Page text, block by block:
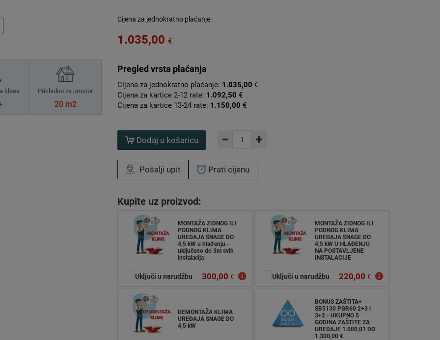
klasa Prikladno za prostor
20 m2
Cijena za jednokratno plaćanje:
1.035,00 €
Pregled vrsta plaćanja
Cijena za jednokratno plaćanje: 1.035,00 €
Cijena za kartice 2-12 rate: 1.092,50 €
Cijena za kartice 13-24 rate: 1.150,00 €
Dodaj u košaricu
Pošalji upit Prati cijenu
Kupite uz proizvod:
MONTAŽA ZIDNOG ILI
PODNOG KLIMA
UREĐAJA SNAGE DO
4,5 kW u hlađenju -
uključeno do 3m svih
instalacija
Uključi u narudžbu 300,00 €
MONTAŽA ZIDNOG ILI
PODNOG KLIMA
UREĐAJA SNAGE DO
4,5 kW U HLAĐENJU
NA POSTAVLJENE
INSTALACIJE
Uključi u narudžbu 220,00 €
DEMONTAŽA KLIMA
UREĐAJA SNAGE DO
4,5 kW
BONUS ZAŠTITA+
SB5130 PGR60 2+3 i
3+2 - UKUPNO 5
GODINA ZAŠTITE ZA
UREĐAJE 1.000,01 DO
1.300,00 €